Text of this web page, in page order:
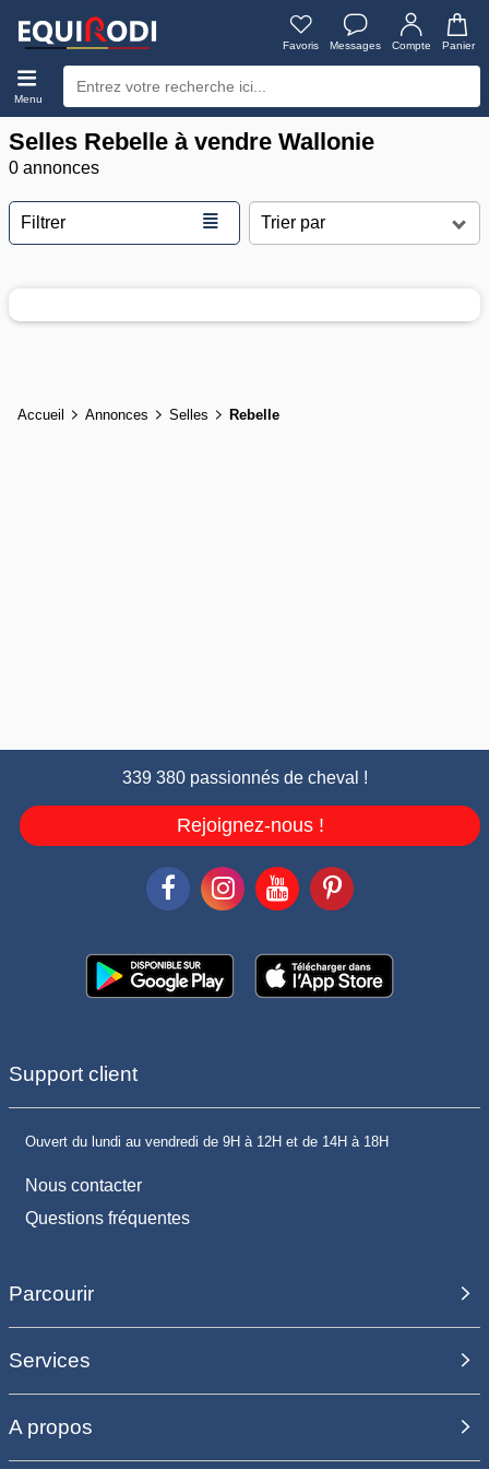
Favoris Messages Compte Panier
Menu
Selles Rebelle à vendre Wallonie
0 annonces
Filtrer ≣
Accueil Annonces Selles Rebelle
339 380 passionnés de cheval !
Rejoignez-nous !
Support client
Ouvert du lundi au vendredi de 9H à 12H et de 14H à 18H
Nous contacter
Questions fréquentes
Parcourir
Services
A propos